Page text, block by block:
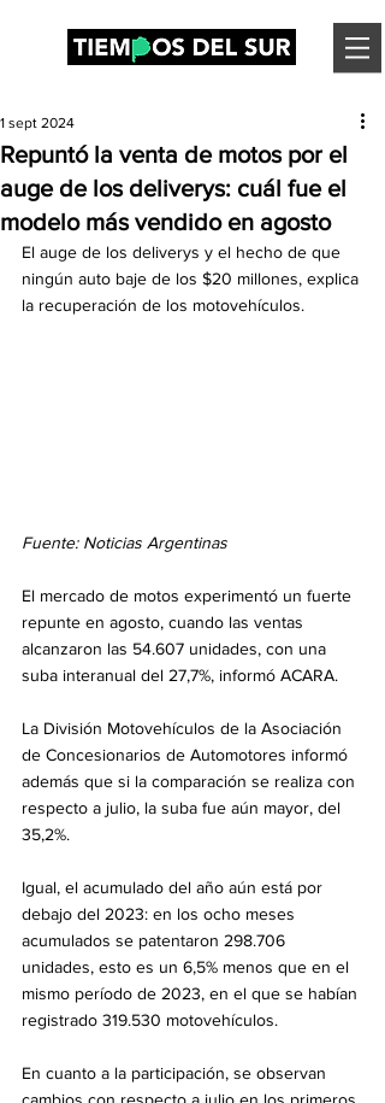
Repuntó la venta de motos por el
auge de los deliverys: cuál fue el
modelo más vendido en agosto
1 sept 2024
El auge de los deliverys y el hecho de que
ningún auto baje de los $20 millones, explica
la recuperación de los motovehículos.
Fuente: Noticias Argentinas
El mercado de motos experimentó un fuerte
repunte en agosto, cuando las ventas
alcanzaron las 54.607 unidades, con una
suba interanual del 27,7%, informó ACARA.
La División Motovehículos de la Asociación
de Concesionarios de Automotores informó
además que si la comparación se realiza con
respecto a julio, la suba fue aún mayor, del
35,2%.
Igual, el acumulado del año aún está por
debajo del 2023: en los ocho meses
acumulados se patentaron 298.706
unidades, esto es un 6,5% menos que en el
mismo período de 2023, en el que se habían
registrado 319.530 motovehículos.
En cuanto a la participación, se observan